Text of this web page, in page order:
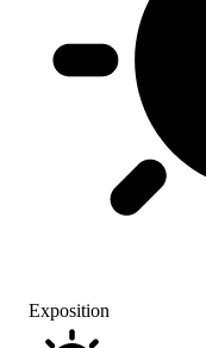
Exposition